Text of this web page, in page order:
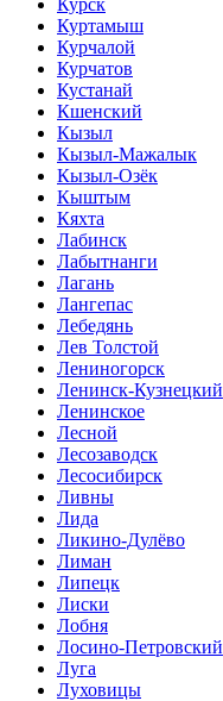
Куртамыш
Курчалой
Курчатов
Кустанай
Кшенский
Кызыл
Кызыл-Мажалык
Кызыл-Озёк
Кыштым
Кяхта
Лабинск
Лабытнанги
Лагань
Лангепас
Лебедянь
Лев Толстой
Лениногорск
Ленинск-Кузнецкий
Ленинское
Лесной
Лесозаводск
Лесосибирск
Ливны
Лида
Ликино-Дулёво
Лиман
Липецк
Лиски
Лобня
Лосино-Петровский
Луга
Луховицы